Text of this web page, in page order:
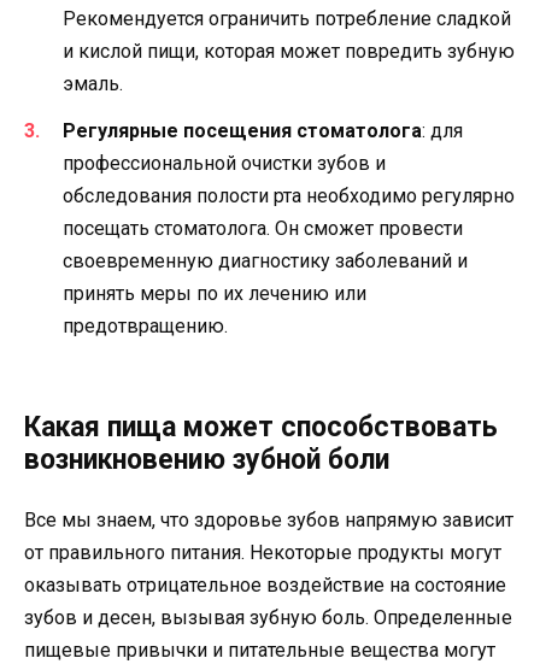
Рекомендуется ограничить потребление сладкой
и кислой пищи, которая может повредить зубную
эмаль.
Регулярные посещения стоматолога: для
профессиональной очистки зубов и
обследования полости рта необходимо регулярно
посещать стоматолога. Он сможет провести
своевременную диагностику заболеваний и
принять меры по их лечению или
предотвращению.
Какая пища может способствовать
возникновению зубной боли
Все мы знаем, что здоровье зубов напрямую зависит
от правильного питания. Некоторые продукты могут
оказывать отрицательное воздействие на состояние
зубов и десен, вызывая зубную боль. Определенные
пищевые привычки и питательные вещества могут